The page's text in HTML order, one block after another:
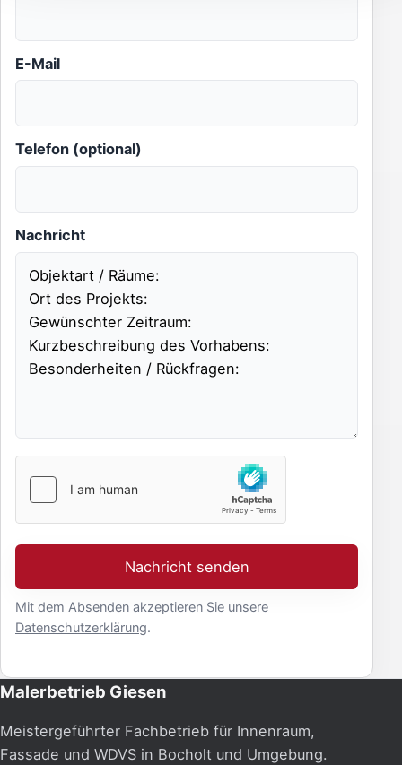
E-Mail
Telefon (optional)
Nachricht
Nachricht senden
Mit dem Absenden akzeptieren Sie unsere
Datenschutzerklärung.
Malerbetrieb Giesen
Meistergeführter Fachbetrieb für Innenraum,
Fassade und WDVS in Bocholt und Umgebung.